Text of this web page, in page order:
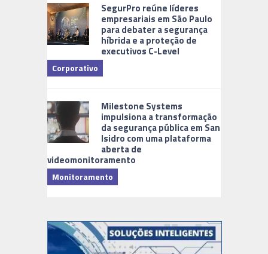
SegurPro reúne líderes
empresariais em São Paulo
para debater a segurança
híbrida e a proteção de
executivos C-Level
Corporativo
Milestone Systems
impulsiona a transformação
da segurança pública em San
Isidro com uma plataforma
aberta de
videomonitoramento
Monitoramento